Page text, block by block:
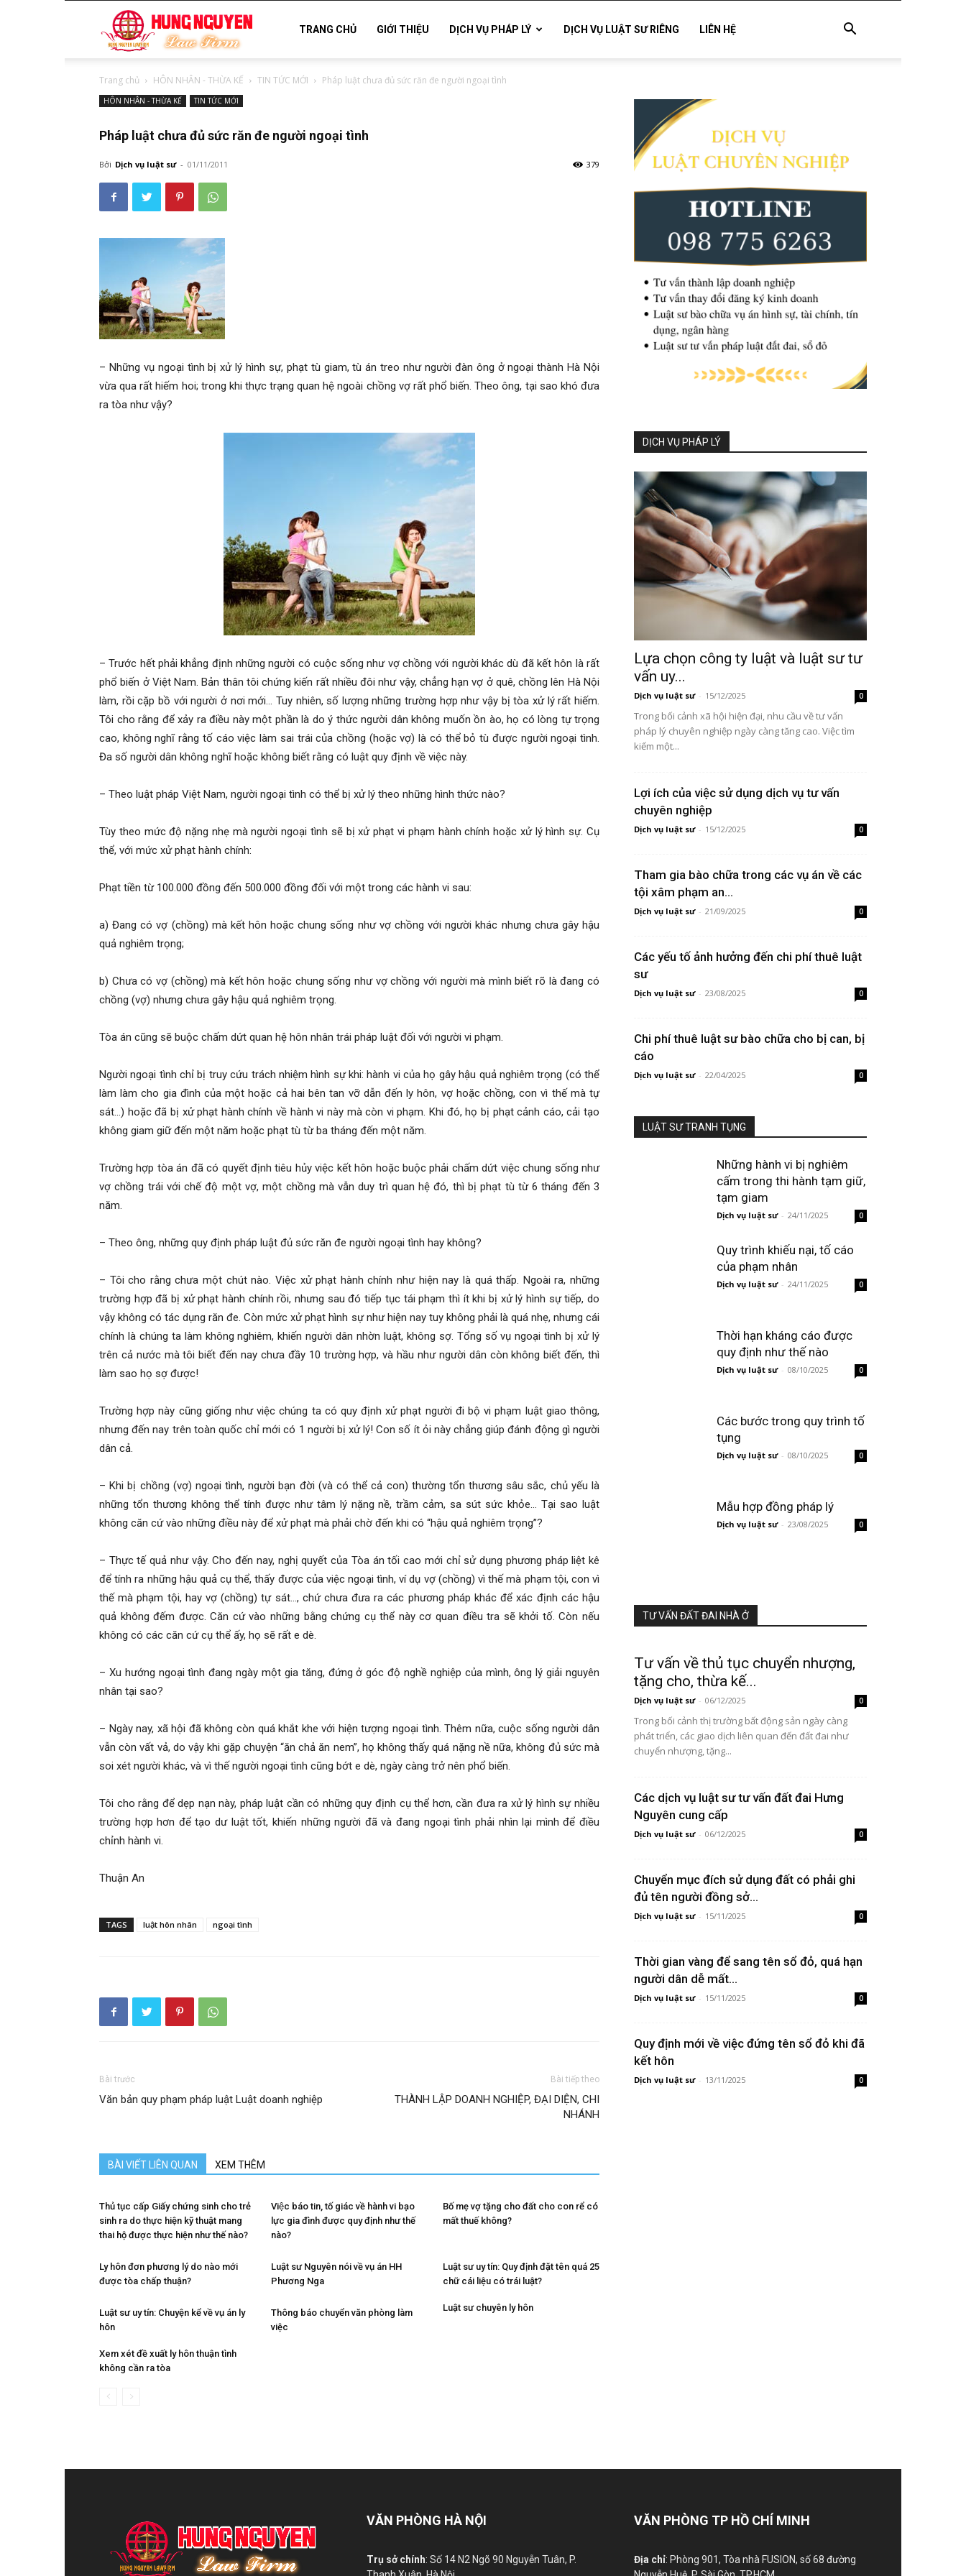
sư
uy
TRANG CHỦ GIỚI THIỆU DỊCH VỤ PHÁP LÝ DỊCH VỤ LUẬT SƯ RIÊNG LIÊN HỆ
Trang chủ HÔN NHÂN - THỪA KẾ TIN TỨC MỚI Pháp luật chưa đủ sức răn đe người ngoại tình
HÔN NHÂN - THỪA KẾ TIN TỨC MỚI
Pháp luật chưa đủ sức răn đe người ngoại tình
Bởi Dịch vụ luật sư - 01/11/2011 379
– Những vụ ngoại tình bị xử lý hình sự, phạt tù giam, tù án treo như người đàn ông ở ngoại thành Hà Nội
vừa qua rất hiếm hoi; trong khi thực trạng quan hệ ngoài chồng vợ rất phổ biến. Theo ông, tại sao khó đưa
ra tòa như vậy?
– Trước hết phải khẳng định những người có cuộc sống như vợ chồng với người khác dù đã kết hôn là rất
phổ biến ở Việt Nam. Bản thân tôi chứng kiến rất nhiều đôi như vậy, chẳng hạn vợ ở quê, chồng lên Hà Nội
làm, rồi cặp bồ với người ở nơi mới… Tuy nhiên, số lượng những trường hợp như vậy bị tòa xử lý rất hiếm.
Tôi cho rằng để xảy ra điều này một phần là do ý thức người dân không muốn ồn ào, họ có lòng tự trọng
cao, không nghĩ rằng tố cáo việc làm sai trái của chồng (hoặc vợ) là có thể bỏ tù được người ngoại tình.
Đa số người dân không nghĩ hoặc không biết rằng có luật quy định về việc này.
– Theo luật pháp Việt Nam, người ngoại tình có thể bị xử lý theo những hình thức nào?
Tùy theo mức độ nặng nhẹ mà người ngoại tình sẽ bị xử phạt vi phạm hành chính hoặc xử lý hình sự. Cụ
thể, với mức xử phạt hành chính:
Phạt tiền từ 100.000 đồng đến 500.000 đồng đối với một trong các hành vi sau:
a) Đang có vợ (chồng) mà kết hôn hoặc chung sống như vợ chồng với người khác nhưng chưa gây hậu
quả nghiêm trọng;
b) Chưa có vợ (chồng) mà kết hôn hoặc chung sống như vợ chồng với người mà mình biết rõ là đang có
chồng (vợ) nhưng chưa gây hậu quả nghiêm trọng.
Tòa án cũng sẽ buộc chấm dứt quan hệ hôn nhân trái pháp luật đối với người vi phạm.
Người ngoại tình chỉ bị truy cứu trách nhiệm hình sự khi: hành vi của họ gây hậu quả nghiêm trọng (có thể
làm làm cho gia đình của một hoặc cả hai bên tan vỡ dẫn đến ly hôn, vợ hoặc chồng, con vì thế mà tự
sát…) hoặc đã bị xử phạt hành chính về hành vi này mà còn vi phạm. Khi đó, họ bị phạt cảnh cáo, cải tạo
không giam giữ đến một năm hoặc phạt tù từ ba tháng đến một năm.
Trường hợp tòa án đã có quyết định tiêu hủy việc kết hôn hoặc buộc phải chấm dứt việc chung sống như
vợ chồng trái với chế độ một vợ, một chồng mà vẫn duy trì quan hệ đó, thì bị phạt tù từ 6 tháng đến 3
năm.
– Theo ông, những quy định pháp luật đủ sức răn đe người ngoại tình hay không?
– Tôi cho rằng chưa một chút nào. Việc xử phạt hành chính như hiện nay là quá thấp. Ngoài ra, những
trường hợp đã bị xử phạt hành chính rồi, nhưng sau đó tiếp tục tái phạm thì ít khi bị xử lý hình sự tiếp, do
vậy không có tác dụng răn đe. Còn mức xử phạt hình sự như hiện nay tuy không phải là quá nhẹ, nhưng cái
chính là chúng ta làm không nghiêm, khiến người dân nhờn luật, không sợ. Tổng số vụ ngoại tình bị xử lý
trên cả nước mà tôi biết đến nay chưa đầy 10 trường hợp, và hầu như người dân còn không biết đến, thì
làm sao họ sợ được!
Trường hợp này cũng giống như việc chúng ta có quy định xử phạt người đi bộ vi phạm luật giao thông,
nhưng đến nay trên toàn quốc chỉ mới có 1 người bị xử lý! Con số ít ỏi này chẳng giúp đánh động gì người
dân cả.
– Khi bị chồng (vợ) ngoại tình, người bạn đời (và có thể cả con) thường tổn thương sâu sắc, chủ yếu là
những tổn thương không thể tính được như tâm lý nặng nề, trầm cảm, sa sút sức khỏe… Tại sao luật
không căn cứ vào những điều này để xử phạt mà phải chờ đến khi có “hậu quả nghiêm trọng”?
– Thực tế quả như vậy. Cho đến nay, nghị quyết của Tòa án tối cao mới chỉ sử dụng phương pháp liệt kê
để tính ra những hậu quả cụ thể, thấy được của việc ngoại tình, ví dụ vợ (chồng) vì thế mà phạm tội, con vì
thế mà phạm tội, hay vợ (chồng) tự sát…, chứ chưa đưa ra các phương pháp khác để xác định các hậu
quả không đếm được. Căn cứ vào những bằng chứng cụ thể này cơ quan điều tra sẽ khởi tố. Còn nếu
không có các căn cứ cụ thể ấy, họ sẽ rất e dè.
– Xu hướng ngoại tình đang ngày một gia tăng, đứng ở góc độ nghề nghiệp của mình, ông lý giải nguyên
nhân tại sao?
– Ngày nay, xã hội đã không còn quá khắt khe với hiện tượng ngoại tình. Thêm nữa, cuộc sống người dân
vẫn còn vất vả, do vậy khi gặp chuyện “ăn chả ăn nem”, họ không thấy quá nặng nề nữa, không đủ sức mà
soi xét người khác, và vì thế người ngoại tình cũng bớt e dè, ngày càng trở nên phổ biến.
Tôi cho rằng để dẹp nạn này, pháp luật cần có những quy định cụ thể hơn, cần đưa ra xử lý hình sự nhiều
trường hợp hơn để tạo dư luật tốt, khiến những người đã và đang ngoại tình phải nhìn lại mình để điều
chỉnh hành vi.
Thuận An
TAGS luật hôn nhân ngoại tình
Bài trước
Văn bản quy phạm pháp luật Luật doanh nghiệp
Bài tiếp theo
THÀNH LẬP DOANH NGHIỆP, ĐẠI DIỆN, CHI
NHÁNH
BÀI VIẾT LIÊN QUAN XEM THÊM
Thủ tục cấp Giấy chứng sinh cho trẻ
sinh ra do thực hiện kỹ thuật mang
thai hộ được thực hiện như thế nào?
Việc báo tin, tố giác về hành vi bạo
lực gia đình được quy định như thế
nào?
Bố mẹ vợ tặng cho đất cho con rể có
mất thuế không?
Ly hôn đơn phương lý do nào mới
được tòa chấp thuận?
Luật sư Nguyên nói về vụ án HH
Phương Nga
Luật sư uy tín: Quy định đặt tên quá 25
chữ cái liệu có trái luật?
Luật sư uy tín: Chuyện kể về vụ án ly
hôn
Thông báo chuyển văn phòng làm
việc
Luật sư chuyên ly hôn
Xem xét đề xuất ly hôn thuận tình
không cần ra tòa
DỊCH VỤ PHÁP LÝ
Lựa chọn công ty luật và luật sư tư
vấn uy...
Dịch vụ luật sư - 15/12/2025 0
Trong bối cảnh xã hội hiện đại, nhu cầu về tư vấn
pháp lý chuyên nghiệp ngày càng tăng cao. Việc tìm
kiếm một...
Lợi ích của việc sử dụng dịch vụ tư vấn
chuyên nghiệp
Dịch vụ luật sư - 15/12/2025 0
Tham gia bào chữa trong các vụ án về các
tội xâm phạm an...
Dịch vụ luật sư - 21/09/2025 0
Các yếu tố ảnh hưởng đến chi phí thuê luật
sư
Dịch vụ luật sư - 23/08/2025 0
Chi phí thuê luật sư bào chữa cho bị can, bị
cáo
Dịch vụ luật sư - 22/04/2025 0
LUẬT SƯ TRANH TỤNG
Những hành vi bị nghiêm
cấm trong thi hành tạm giữ,
tạm giam
Dịch vụ luật sư - 24/11/2025 0
Quy trình khiếu nại, tố cáo
của phạm nhân
Dịch vụ luật sư - 24/11/2025 0
Thời hạn kháng cáo được
quy định như thế nào
Dịch vụ luật sư - 08/10/2025 0
Các bước trong quy trình tố
tụng
Dịch vụ luật sư - 08/10/2025 0
Mẫu hợp đồng pháp lý
Dịch vụ luật sư - 23/08/2025 0
TƯ VẤN ĐẤT ĐAI NHÀ Ở
Tư vấn về thủ tục chuyển nhượng,
tặng cho, thừa kế...
Dịch vụ luật sư - 06/12/2025 0
Trong bối cảnh thị trường bất động sản ngày càng
phát triển, các giao dịch liên quan đến đất đai như
chuyển nhượng, tặng...
Các dịch vụ luật sư tư vấn đất đai Hưng
Nguyên cung cấp
Dịch vụ luật sư - 06/12/2025 0
Chuyển mục đích sử dụng đất có phải ghi
đủ tên người đồng sở...
Dịch vụ luật sư - 15/11/2025 0
Thời gian vàng để sang tên sổ đỏ, quá hạn
người dân dễ mất...
Dịch vụ luật sư - 15/11/2025 0
Quy định mới về việc đứng tên sổ đỏ khi đã
kết hôn
Dịch vụ luật sư - 13/11/2025 0
VĂN PHÒNG HÀ NỘI
Trụ sở chính: Số 14 N2 Ngõ 90 Nguyễn Tuân, P.
VĂN PHÒNG TP HỒ CHÍ MINH
Địa chỉ: Phòng 901, Tòa nhà FUSION, số 68 đường